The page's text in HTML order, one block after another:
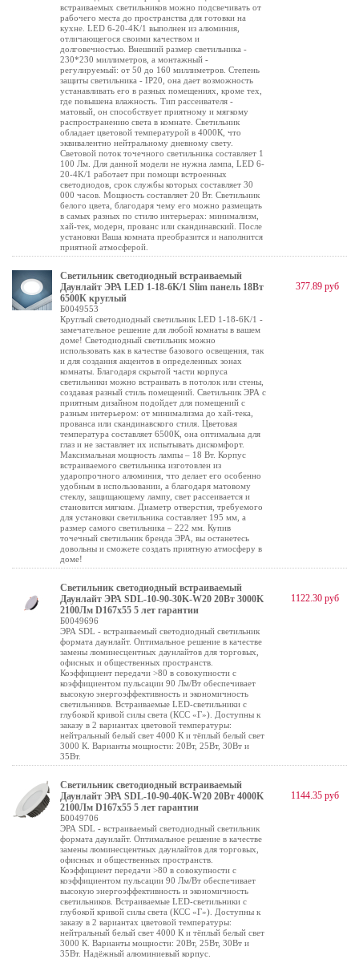
встраиваемых светильников можно подсвечивать от
рабочего места до пространства для готовки на
кухне. LED 6-20-4K/1 выполнен из алюминия,
отличающегося своими качеством и
долговечностью. Внешний размер светильника -
230*230 миллиметров, а монтажный -
регулируемый: от 50 до 160 миллиметров. Степень
защиты светильника - IP20, она дает возможность
устанавливать его в разных помещениях, кроме тех,
где повышена влажность. Тип рассеивателя -
матовый, он способствует приятному и мягкому
распространению света в комнате. Светильник
обладает цветовой температурой в 4000К, что
эквивалентно нейтральному дневному свету.
Световой поток точечного светильника составляет 1
100 Лм. Для данной модели не нужна лампа, LED 6-
20-4K/1 работает при помощи встроенных
светодиодов, срок службы которых составляет 30
000 часов. Мощность составляет 20 Вт. Светильник
белого цвета, благодаря чему его можно размещать
в самых разных по стилю интерьерах: минимализм,
хай-тек, модерн, прованс или скандинавский. После
установки Ваша комната преобразится и наполнится
приятной атмосферой.
Светильник светодиодный встраиваемый
Даунлайт ЭРА LED 1-18-6K/1 Slim панель 18Вт
6500К круглый
Б0049553
Круглый светодиодный светильник LED 1-18-6K/1 -
замечательное решение для любой комнаты в вашем
доме! Светодиодный светильник можно
использовать как в качестве базового освещения, так
и для создания акцентов в определенных зонах
комнаты. Благодаря скрытой части корпуса
светильники можно встраивать в потолок или стены,
создавая разный стиль помещений. Светильник ЭРА с
приятным дизайном подойдет для помещений с
разным интерьером: от минимализма до хай-тека,
прованса или скандинавского стиля. Цветовая
температура составляет 6500К, она оптимальна для
глаз и не заставляет их испытывать дискомфорт.
Максимальная мощность лампы – 18 Вт. Корпус
встраиваемого светильника изготовлен из
ударопрочного алюминия, что делает его особенно
удобным в использовании, а благодаря матовому
стеклу, защищающему лампу, свет рассеивается и
становится мягким. Диаметр отверстия, требуемого
для установки светильника составляет 195 мм, а
размер самого светильника – 222 мм. Купив
точечный светильник бренда ЭРА, вы останетесь
довольны и сможете создать приятную атмосферу в
доме!
377.89 руб
Светильник светодиодный встраиваемый
Даунлайт ЭРА SDL-10-90-30K-W20 20Вт 3000K
2100Лм D167х55 5 лет гарантии
Б0049696
ЭРА SDL - встраиваемый светодиодный светильник
формата даунлайт. Оптимальное решение в качестве
замены люминесцентных даунлайтов для торговых,
офисных и общественных пространств.
Коэффициент передачи >80 в совокупности с
коэффициентом пульсации 90 Лм/Вт обеспечивает
высокую энергоэффективность и экономичность
светильников. Встраиваемые LED-светильники с
глубокой кривой силы света (КСС «Г»). Доступны к
заказу в 2 вариантах цветовой температуры:
нейтральный белый свет 4000 К и тёплый белый свет
3000 К. Варианты мощности: 20Вт, 25Вт, 30Вт и
35Вт.
1122.30 руб
Светильник светодиодный встраиваемый
Даунлайт ЭРА SDL-10-90-40K-W20 20Вт 4000K
2100Лм D167х55 5 лет гарантии
Б0049706
ЭРА SDL - встраиваемый светодиодный светильник
формата даунлайт. Оптимальное решение в качестве
замены люминесцентных даунлайтов для торговых,
офисных и общественных пространств.
Коэффициент передачи >80 в совокупности с
коэффициентом пульсации 90 Лм/Вт обеспечивает
высокую энергоэффективность и экономичность
светильников. Встраиваемые LED-светильники с
глубокой кривой силы света (КСС «Г»). Доступны к
заказу в 2 вариантах цветовой температуры:
нейтральный белый свет 4000 К и тёплый белый свет
3000 К. Варианты мощности: 20Вт, 25Вт, 30Вт и
35Вт. Надёжный алюминиевый корпус.
1144.35 руб